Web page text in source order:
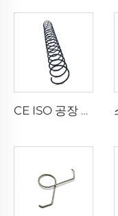
CE ISO 공장 탄소강 스프링 코일 압축 스프링